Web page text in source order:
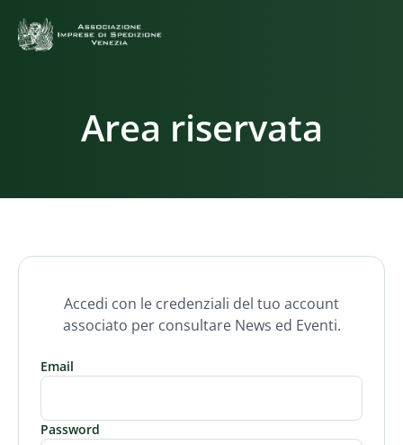
Area riservata
Accedi con le credenziali del tuo account
associato per consultare News ed Eventi.
Email
Password